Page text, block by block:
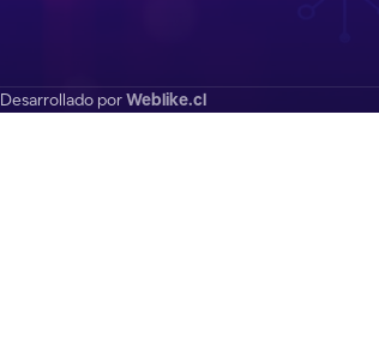
Desarrollado porWeblike.cl